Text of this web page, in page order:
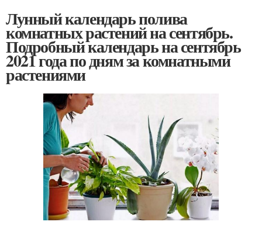
Лунный календарь полива
комнатных растений на сентябрь.
Подробный календарь на сентябрь
2021 года по дням за комнатными
растениями